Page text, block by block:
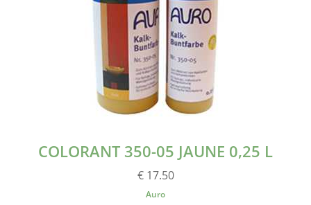
COLORANT 350-05 JAUNE 0,25 L
€ 17.50
Auro